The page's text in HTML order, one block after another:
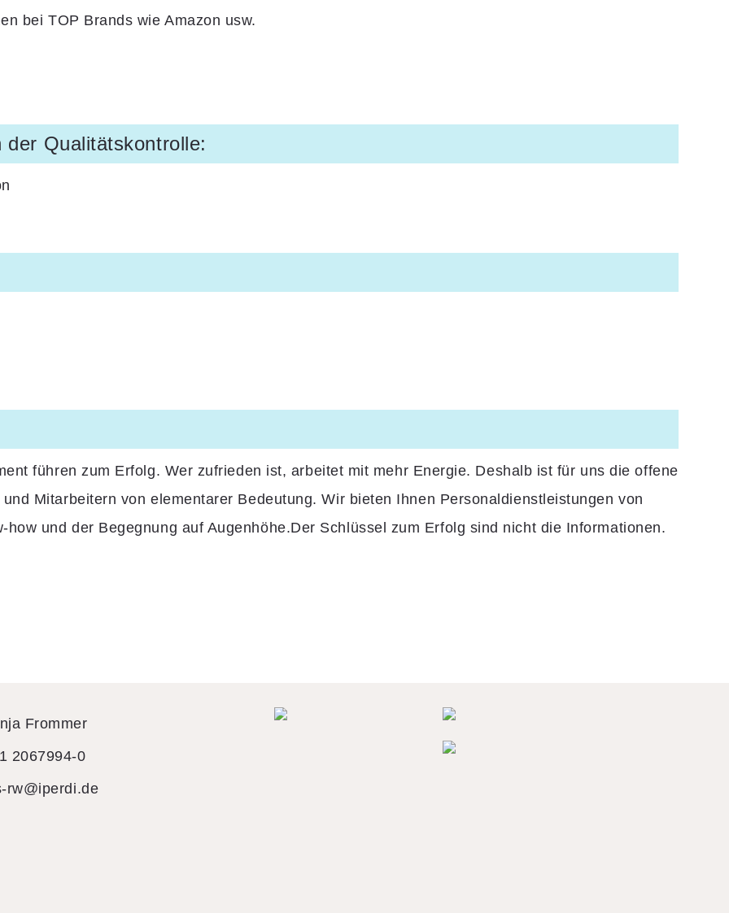
bei TOP Brands wie Amazon usw.
der Qualitätskontrolle:
führen zum Erfolg. Wer zufrieden ist, arbeitet mit mehr Energie. Deshalb ist für uns die offene
Mitarbeitern von elementarer Bedeutung. Wir bieten Ihnen Personaldienstleistungen von
und der Begegnung auf Augenhöhe.Der Schlüssel zum Erfolg sind nicht die Informationen.
Frommer
2067994-0
rw@iperdi.de